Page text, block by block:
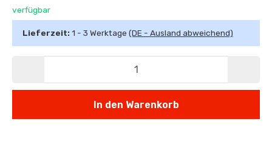
verfügbar
Lieferzeit: 1 - 3 Werktage (DE - Ausland abweichend)
In den Warenkorb